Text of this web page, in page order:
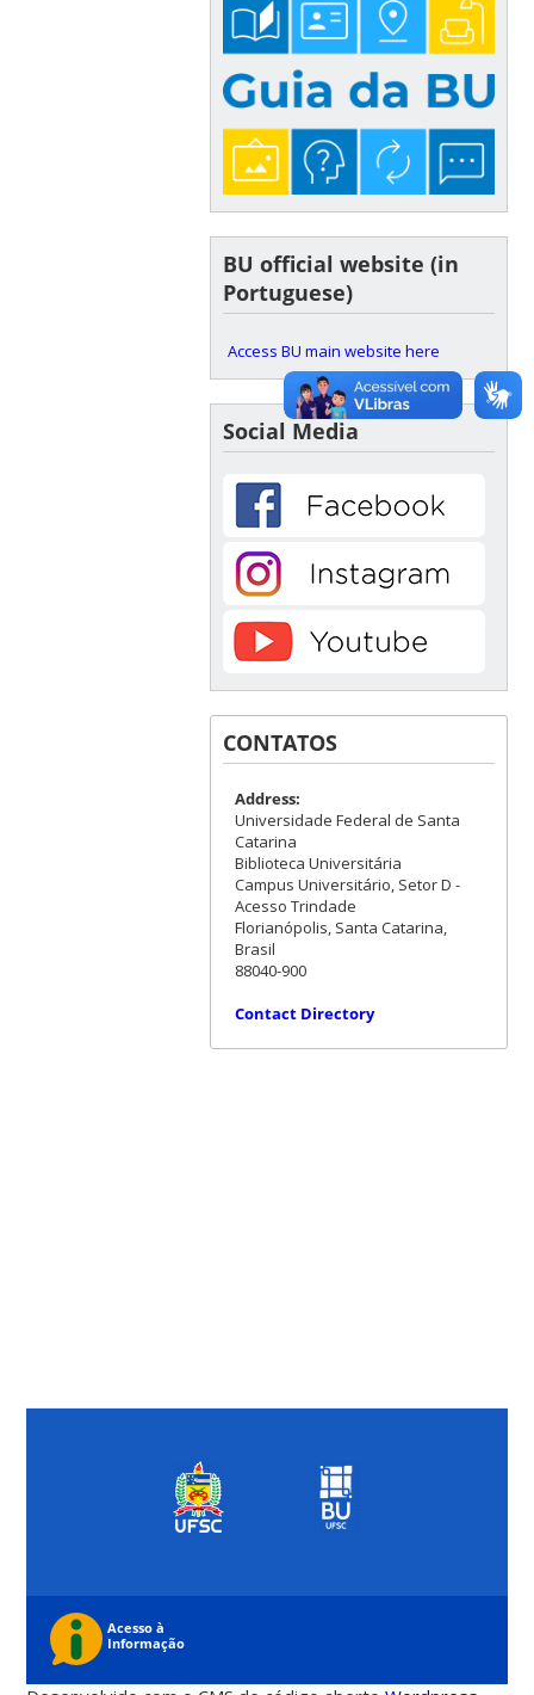
BU official website (in
Portuguese)
Access BU main website here
Social Media
CONTATOS
Address:
Universidade Federal de Santa
Catarina
Biblioteca Universitária
Campus Universitário, Setor D -
Acesso Trindade
Florianópolis, Santa Catarina,
Brasil
88040-900
Contact Directory